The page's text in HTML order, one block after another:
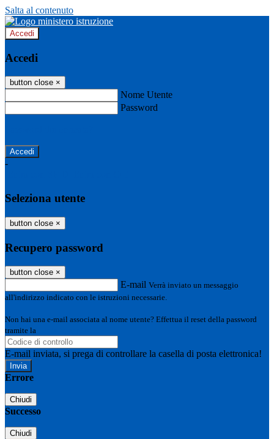
Salta al contenuto
Accedi
Accedi
button close ×
Nome Utente
Password
-
Seleziona utente
button close ×
Recupero password
button close ×
E-mail Verrà inviato un messaggio
all'indirizzo indicato con le istruzioni necessarie.
Non hai una e-mail associata al nome utente? Effettua il reset della password
tramite la
E-mail inviata, si prega di controllare la casella di posta elettronica!
Errore
Chiudi
Successo
Chiudi